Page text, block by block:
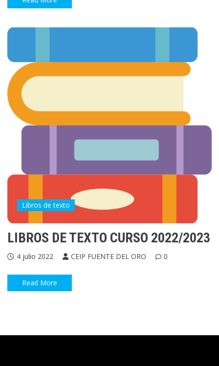
Libros de texto
LIBROS DE TEXTO CURSO 2022/2023
4 julio 2022 CEIP FUENTE DEL ORO 0
Read More